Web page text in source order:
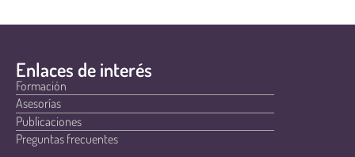
Enlaces de interés
Formación
Asesorías
Publicaciones
Preguntas frecuentes